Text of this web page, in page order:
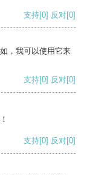
支持[0] 反对[0]
，我可以使用它来
支持[0] 反对[0]
支持[0] 反对[0]